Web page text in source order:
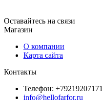
Оставайтесь на связи
Магазин
О компании
Карта сайта
Контакты
Телефон: +79219207171
info@hellofarfor.ru